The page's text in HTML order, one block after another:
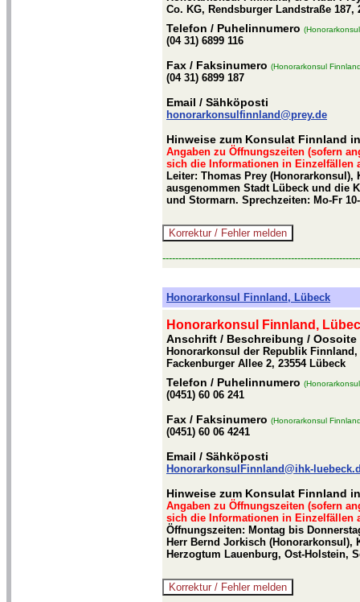
Co. KG, Rendsburger Landstraße 187,
Telefon / Puhelinnumero
(04 31) 6899 116
Fax / Faksinumero (Honorarkonsul
(04 31) 6899 187
Email / Sähköposti
honorarkonsulfinnland@prey.de
Hinweise zum Konsulat Finnland
Angaben zu Öffnungszeiten (sofern
sich die Informationen in Einzelfällen
Leiter: Thomas Prey
ausgenommen Stadt Lübeck und die
und Stormarn. Sprechzeiten: Mo-Fr
Honorarkonsul Finnland, Lübeck
Honorarkonsul Finnland,
Anschrift / Beschreibung / Oosoite
Honorarkonsul der Republik
Fackenburger Allee 2, 23554 Lübeck
Telefon / Puhelinnumero
(0451) 60 06 241
Fax / Faksinumero (Honorarkonsul
(0451) 60 06 4241
Email / Sähköposti
HonorarkonsulFinnland@ihk-
Hinweise zum Konsulat Finnland
Angaben zu Öffnungszeiten (sofern
sich die Informationen in Einzelfällen
Öffnungszeiten: Montag bis
Herr Bernd Jorkisch
Herzogtum Lauenburg, Ost-Holstein,